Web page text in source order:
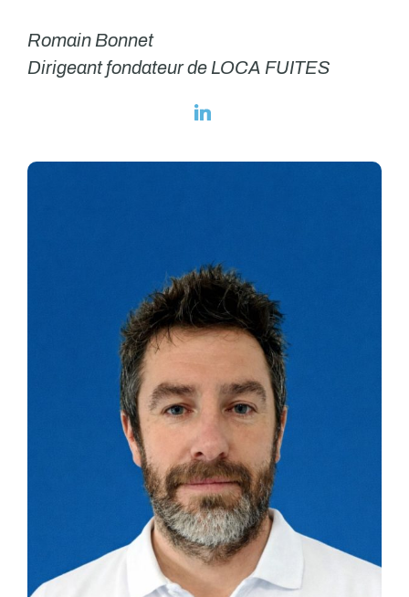
Romain Bonnet
Dirigeant fondateur de LOCA FUITES